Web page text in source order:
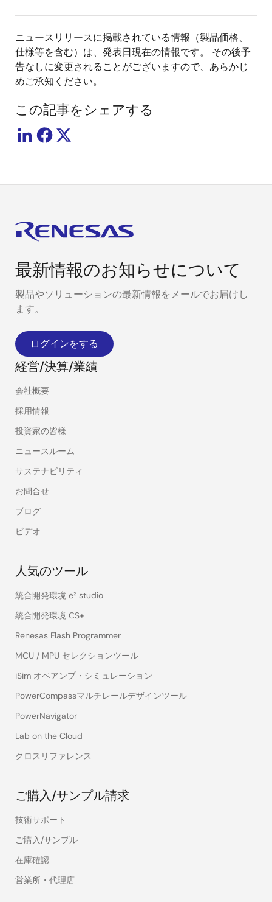
ニュースリリースに掲載されている情報（製品価格、
仕様等を含む）は、発表日現在の情報です。 その後予
告なしに変更されることがございますので、あらかじ
めご承知ください。
この記事をシェアする
最新情報のお知らせについて
製品やソリューションの最新情報をメールでお届けし
ます。
ログインをする
経営/決算/業績
会社概要
採用情報
投資家の皆様
ニュースルーム
サステナビリティ
お問合せ
ブログ
ビデオ
人気のツール
統合開発環境 e² studio
統合開発環境 CS+
Renesas Flash Programmer
MCU / MPU セレクションツール
iSim オペアンプ・シミュレーション
PowerCompassマルチレールデザインツール
PowerNavigator
Lab on the Cloud
クロスリファレンス
ご購入/サンプル請求
技術サポート
ご購入/サンプル
在庫確認
営業所・代理店